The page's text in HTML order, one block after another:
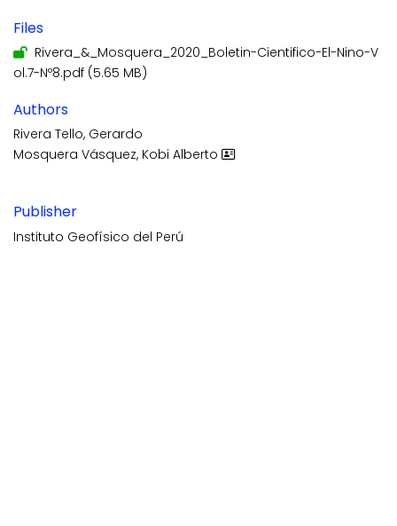
Files
Rivera_&_Mosquera_2020_Boletin-Cientifico-El-Nino-V
ol.7-Nº8.pdf (5.65 MB)
Authors
Rivera Tello, Gerardo
Mosquera Vásquez, Kobi Alberto
Publisher
Instituto Geofísico del Perú